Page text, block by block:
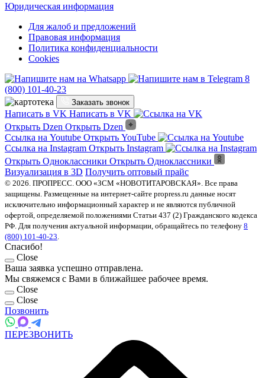
Юридическая информация
Для жалоб и предложений
Правовая информация
Политика конфиденциальности
Cookies
8
(800) 101-40-23
Заказать звонок
Написать в VK Написать в VK
Открыть Dzen Открыть Dzen
Ссылка на Youtube Открыть YouTube
Ссылка на Instagram Открыть Instagram
Открыть Одноклассники Открыть Одноклассники
Визуализация в 3D Получить оптовый прайс
© 2026. ПРОПРЕСС. ООО «ЗСМ «НОВОТИТАРОВСКАЯ». Все права
защищены. Размещенные на интернет-сайте propress.ru данные носят
исключительно информационный характер и не являются публичной
офертой, определяемой положениями Статьи 437 (2) Гражданского кодекса
РФ. Для получения актуальной информации, обращайтесь по телефону 8
(800) 101-40-23
Спасибо!
Close
Ваша заявка успешно отправлена.
Мы свяжемся с Вами в ближайшее рабочее время.
Close
Close
Позвонить
ПЕРЕЗВОНИТЬ